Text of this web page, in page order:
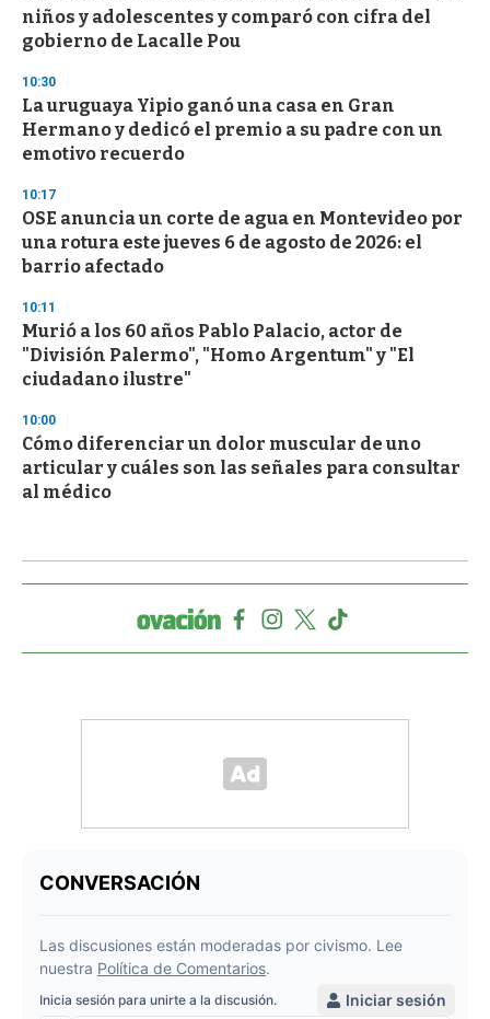
niños y adolescentes y comparó con cifra del
gobierno de Lacalle Pou
10:30
La uruguaya Yipio ganó una casa en Gran
Hermano y dedicó el premio a su padre con un
emotivo recuerdo
10:17
OSE anuncia un corte de agua en Montevideo por
una rotura este jueves 6 de agosto de 2026: el
barrio afectado
10:11
Murió a los 60 años Pablo Palacio, actor de
"División Palermo", "Homo Argentum" y "El
ciudadano ilustre"
10:00
Cómo diferenciar un dolor muscular de uno
articular y cuáles son las señales para consultar
al médico